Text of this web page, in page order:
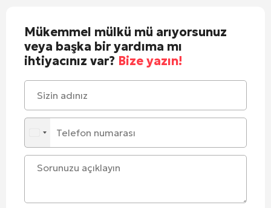
Mükemmel mülkü mü arıyorsunuz
veya başka bir yardıma mı
ihtiyacınız var? Bize yazın!